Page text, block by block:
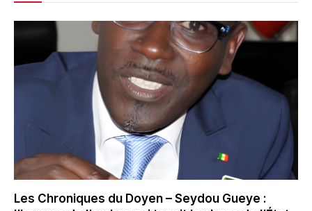
Les Chroniques du Doyen – Seydou Gueye :